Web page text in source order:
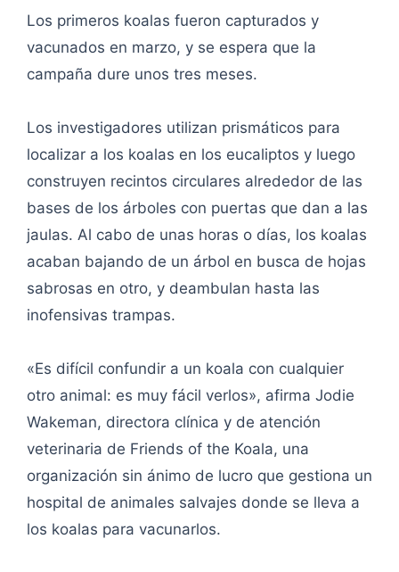
Los primeros koalas fueron capturados y
vacunados en marzo, y se espera que la
campaña dure unos tres meses.
Los investigadores utilizan prismáticos para
localizar a los koalas en los eucaliptos y luego
construyen recintos circulares alrededor de las
bases de los árboles con puertas que dan a las
jaulas. Al cabo de unas horas o días, los koalas
acaban bajando de un árbol en busca de hojas
sabrosas en otro, y deambulan hasta las
inofensivas trampas.
«Es difícil confundir a un koala con cualquier
otro animal: es muy fácil verlos», afirma Jodie
Wakeman, directora clínica y de atención
veterinaria de Friends of the Koala, una
organización sin ánimo de lucro que gestiona un
hospital de animales salvajes donde se lleva a
los koalas para vacunarlos.